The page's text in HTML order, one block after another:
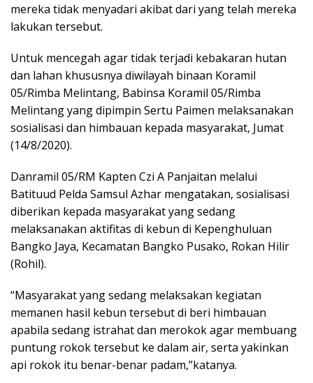
mereka tidak menyadari akibat dari yang telah mereka
lakukan tersebut.
Untuk mencegah agar tidak terjadi kebakaran hutan
dan lahan khususnya diwilayah binaan Koramil
05/Rimba Melintang, Babinsa Koramil 05/Rimba
Melintang yang dipimpin Sertu Paimen melaksanakan
sosialisasi dan himbauan kepada masyarakat, Jumat
(14/8/2020).
Danramil 05/RM Kapten Czi A Panjaitan melalui
Batituud Pelda Samsul Azhar mengatakan, sosialisasi
diberikan kepada masyarakat yang sedang
melaksanakan aktifitas di kebun di Kepenghuluan
Bangko Jaya, Kecamatan Bangko Pusako, Rokan Hilir
(Rohil).
“Masyarakat yang sedang melaksakan kegiatan
memanen hasil kebun tersebut di beri himbauan
apabila sedang istrahat dan merokok agar membuang
puntung rokok tersebut ke dalam air, serta yakinkan
api rokok itu benar-benar padam,”katanya.